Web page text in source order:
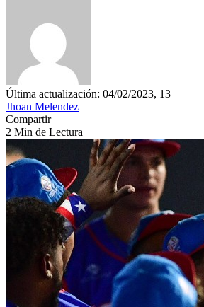
Última actualización: 04/02/2023, 13
Jhoan Melendez
Compartir
2 Min de Lectura